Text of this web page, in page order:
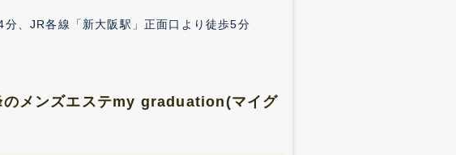
、JR各線「新大阪駅」正面口より徒歩5分
のメンズエステmy graduation(マイグ